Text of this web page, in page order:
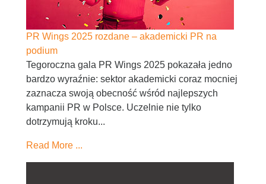
PR Wings 2025 rozdane – akademicki PR na
podium
Tegoroczna gala PR Wings 2025 pokazała jedno
bardzo wyraźnie: sektor akademicki coraz mocniej
zaznacza swoją obecność wśród najlepszych
kampanii PR w Polsce. Uczelnie nie tylko
dotrzymują kroku...
Read More ...